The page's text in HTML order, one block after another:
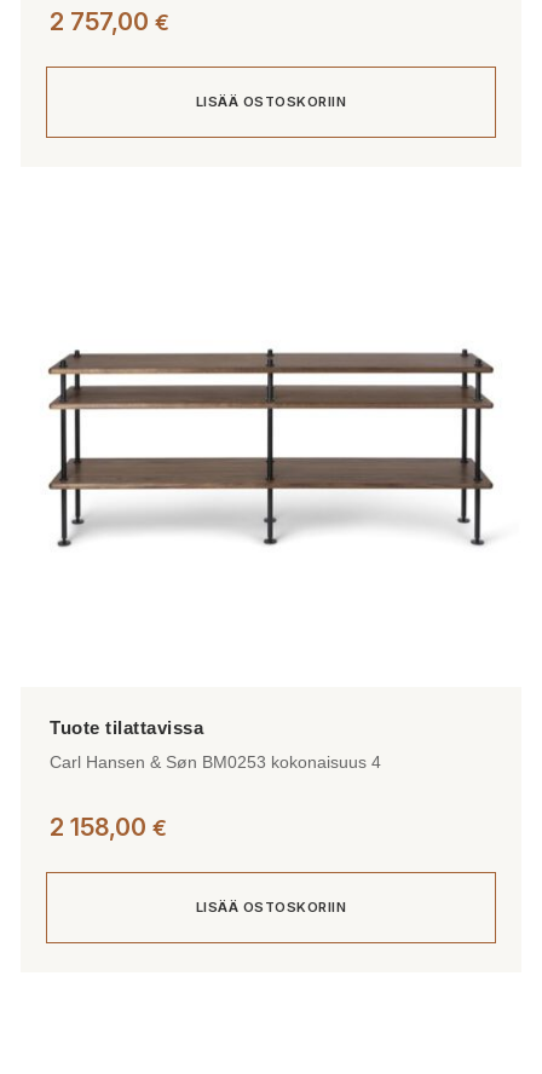
2 757,00 €
LISÄÄ OSTOSKORIIN
Carl Hansen & Søn BM0253 kokonaisuus 4
2 158,00 €
LISÄÄ OSTOSKORIIN